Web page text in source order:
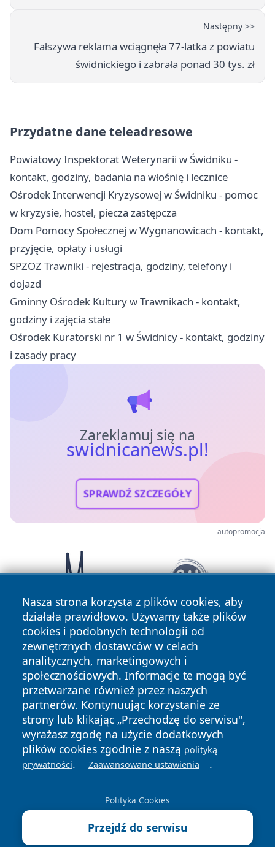
Następny >>
Fałszywa reklama wciągnęła 77-latka z powiatu
świdnickiego i zabrała ponad 30 tys. zł
Przydatne dane teleadresowe
Powiatowy Inspektorat Weterynarii w Świdniku -
kontakt, godziny, badania na włośnię i lecznice
Ośrodek Interwencji Kryzysowej w Świdniku - pomoc
w kryzysie, hostel, piecza zastępcza
Dom Pomocy Społecznej w Wygnanowicach - kontakt,
przyjęcie, opłaty i usługi
SPZOZ Trawniki - rejestracja, godziny, telefony i
dojazd
Gminny Ośrodek Kultury w Trawnikach - kontakt,
godziny i zajęcia stałe
Ośrodek Kuratorski nr 1 w Świdnicy - kontakt, godziny
i zasady pracy
Zareklamuj się na
swidnicanews.pl!
SPRAWDŹ SZCZEGÓŁY
autopromocja
Nasza strona korzysta z plików cookies, aby
działała prawidłowo. Używamy także plików
cookies i podobnych technologii od
zewnętrznych dostawców w celach
analitycznych, marketingowych i
społecznościowych. Informacje te mogą być
przetwarzane również przez naszych
partnerów. Kontynuując korzystanie ze
strony lub klikając „Przechodzę do serwisu",
wyrażasz zgodę na użycie dodatkowych
plików cookies zgodnie z naszą polityką
prywatności. Zaawansowane ustawienia .
Polityka Cookies
Przejdź do serwisu
Copyright © 2026 swidnicanews.pl Wszystkie prawa
zastrzeżone.
News Autorzy
Polityka
Polityka